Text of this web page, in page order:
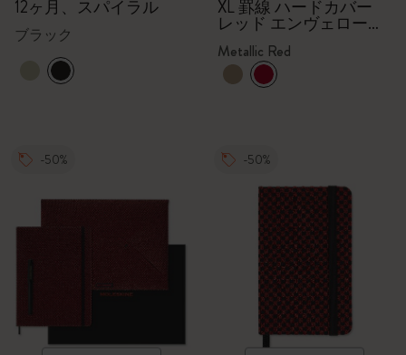
12ヶ月、スパイラル
ブラック
ク
XL 罫線 ハードカバー
レッド エンヴェロープ
Kaweco（カヴェコ）万
年筆（ブラック）
Metallic Red
-50% -50%